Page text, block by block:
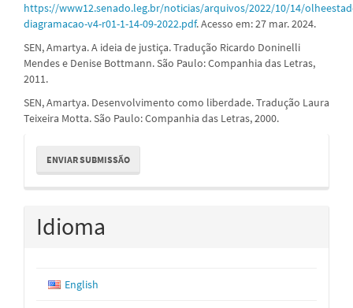
https://www12.senado.leg.br/noticias/arquivos/2022/10/14/
diagramacao-v4-r01-1-14-09-2022.pdf. Acesso em: 27 mar. 2024.
SEN, Amartya. A ideia de justiça. Tradução Ricardo Doninelli
Mendes e Denise Bottmann. São Paulo: Companhia das Letras,
2011.
SEN, Amartya. Desenvolvimento como liberdade. Tradução Laura
Teixeira Motta. São Paulo: Companhia das Letras, 2000.
Enviar
Submissão
ENVIAR SUBMISSÃO
Idioma
English